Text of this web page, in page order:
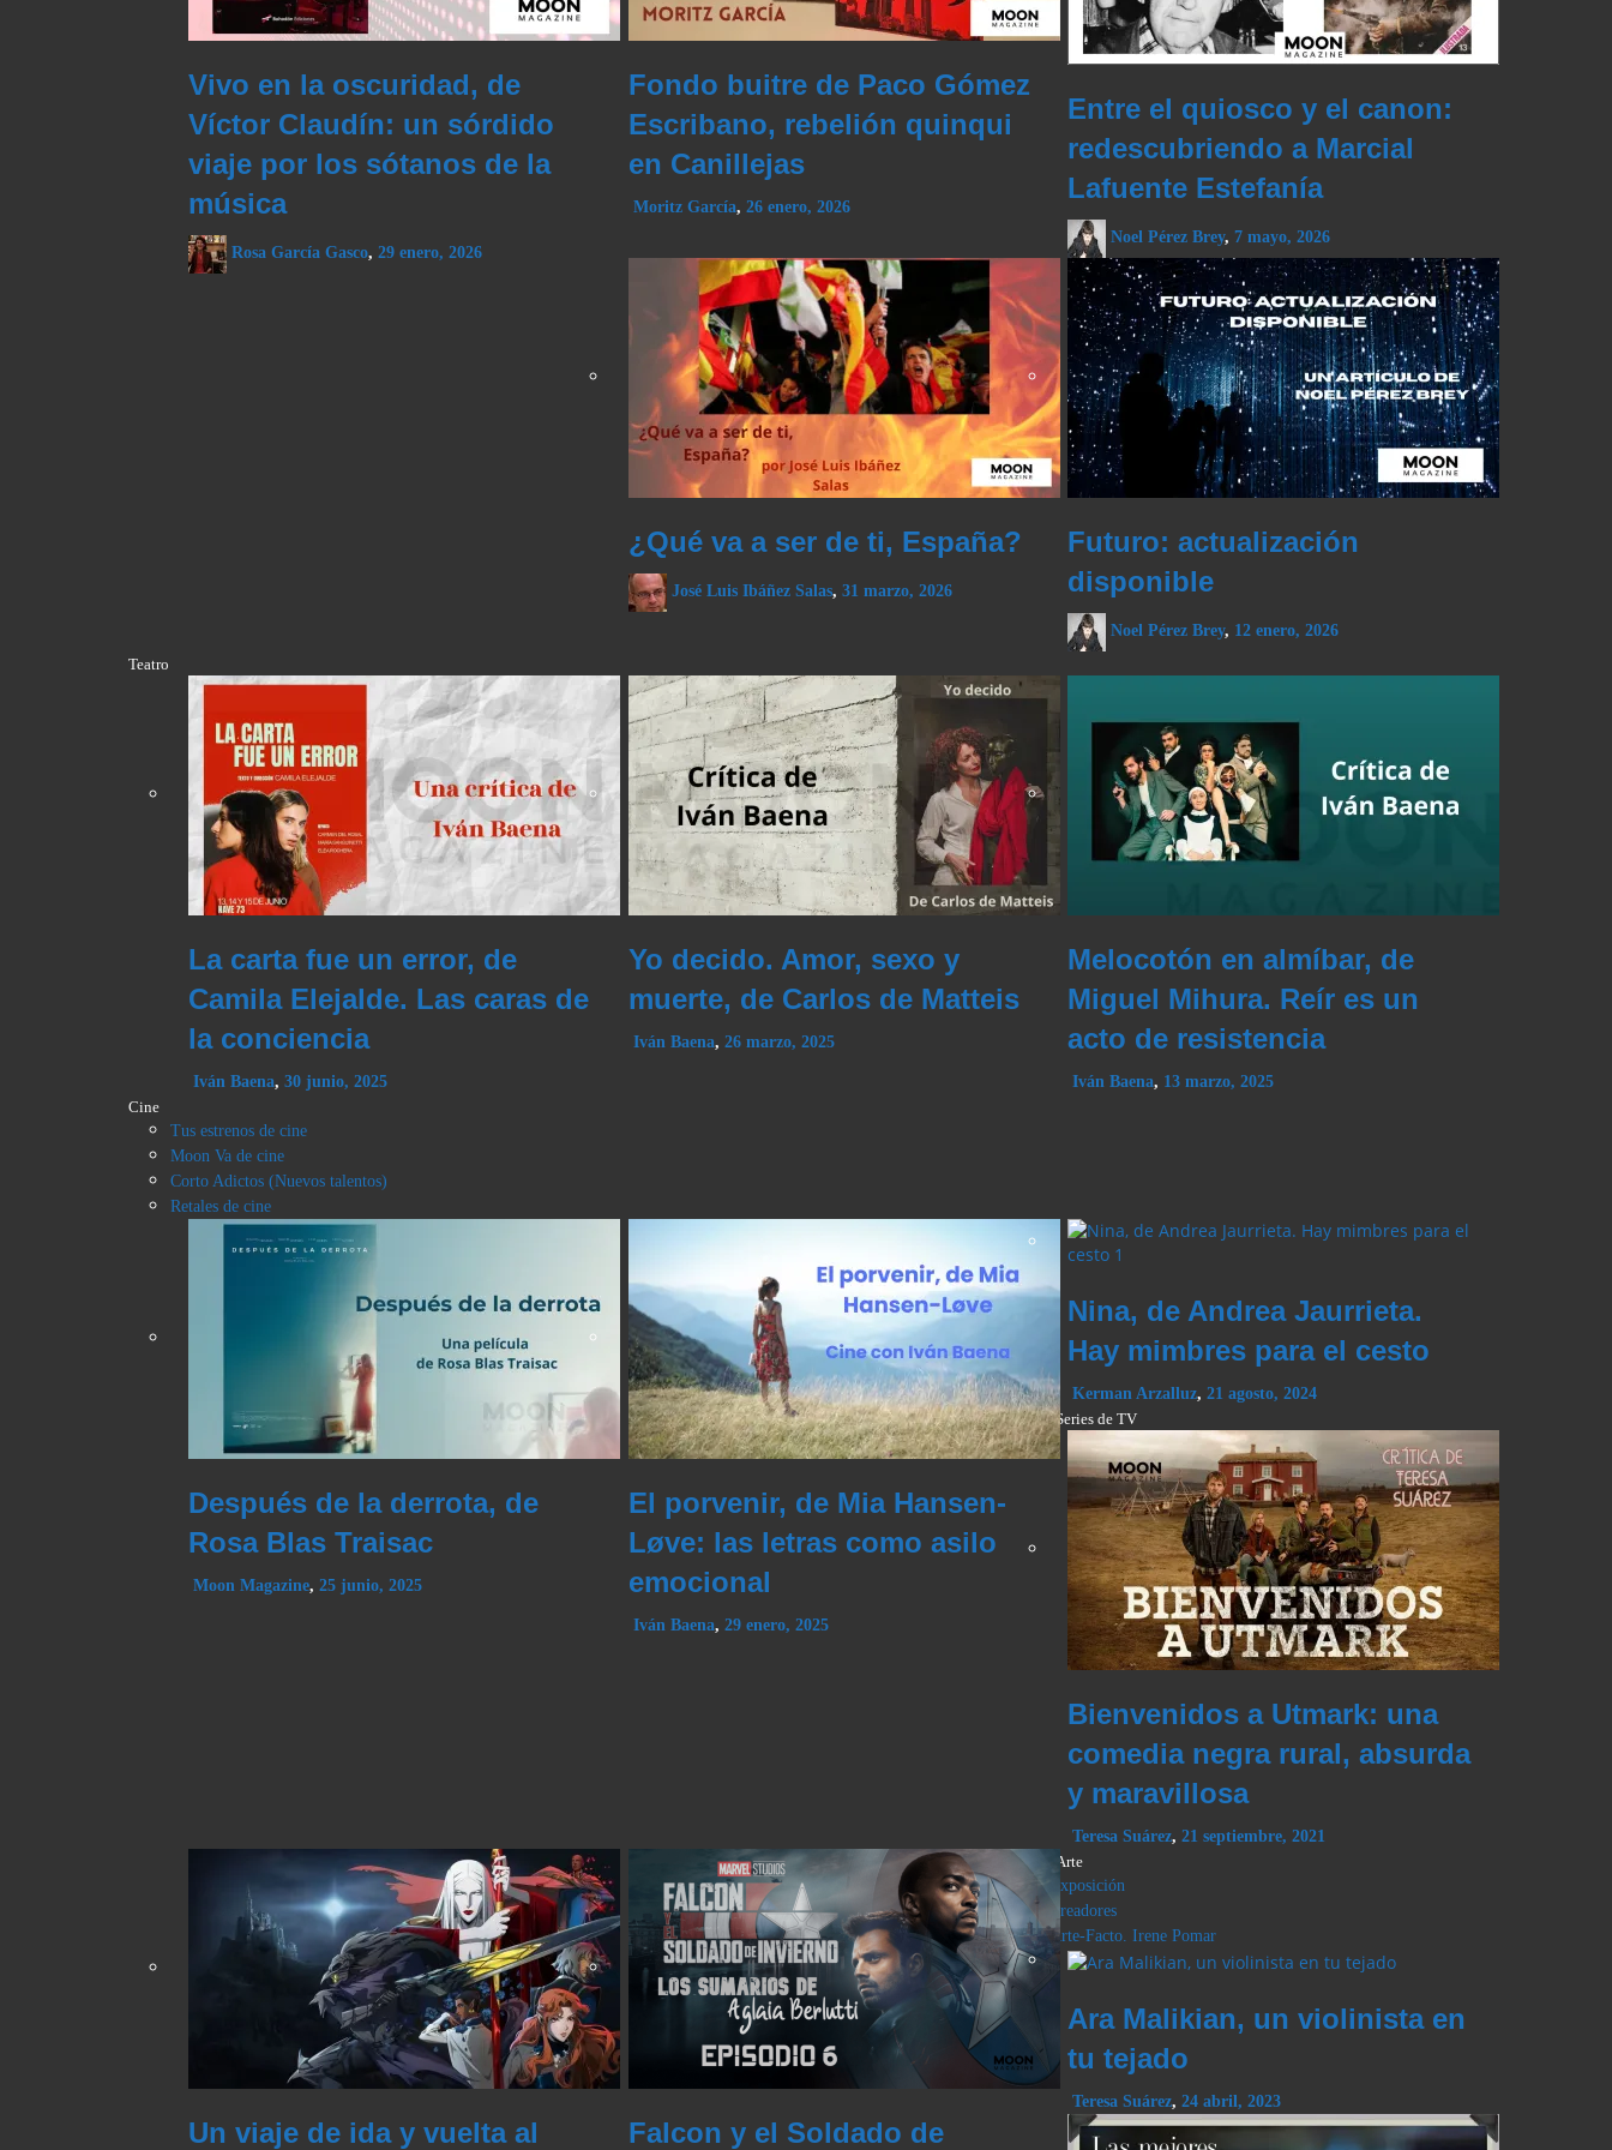
Vivo en la oscuridad, de
Víctor Claudín: un sórdido
viaje por los sótanos de la
música
Rosa García Gasco, 29 enero, 2026
Fondo buitre de Paco Gómez
Escribano, rebelión quinqui
en Canillejas
Moritz García, 26 enero, 2026
Entre el quiosco y el canon:
redescubriendo a Marcial
Lafuente Estefanía
Noel Pérez Brey, 7 mayo, 2026
¿Qué va a ser de ti, España?
José Luis Ibáñez Salas, 31 marzo, 2026
Futuro: actualización
disponible
Noel Pérez Brey, 12 enero, 2026
Teatro
La carta fue un error, de
Camila Elejalde. Las caras de
la conciencia
Iván Baena, 30 junio, 2025
Yo decido. Amor, sexo y
muerte, de Carlos de Matteis
Iván Baena, 26 marzo, 2025
Melocotón en almíbar, de
Miguel Mihura. Reír es un
acto de resistencia
Iván Baena, 13 marzo, 2025
Cine
Tus estrenos de cine
Moon Va de cine
Corto Adictos (Nuevos talentos)
Retales de cine
Después de la derrota, de
Rosa Blas Traisac
Moon Magazine, 25 junio, 2025
El porvenir, de Mia Hansen-
Løve: las letras como asilo
emocional
Iván Baena, 29 enero, 2025
Nina, de Andrea Jaurrieta.
Hay mimbres para el cesto
Kerman Arzalluz, 21 agosto, 2024
Series de TV
Bienvenidos a Utmark: una
comedia negra rural, absurda
y maravillosa
Teresa Suárez, 21 septiembre, 2021
Un viaje de ida y vuelta al Falcon y el Soldado de
Arte
Exposición
Creadores
Arte-Facto. Irene Pomar
Ara Malikian, un violinista en
tu tejado
Teresa Suárez, 24 abril, 2023